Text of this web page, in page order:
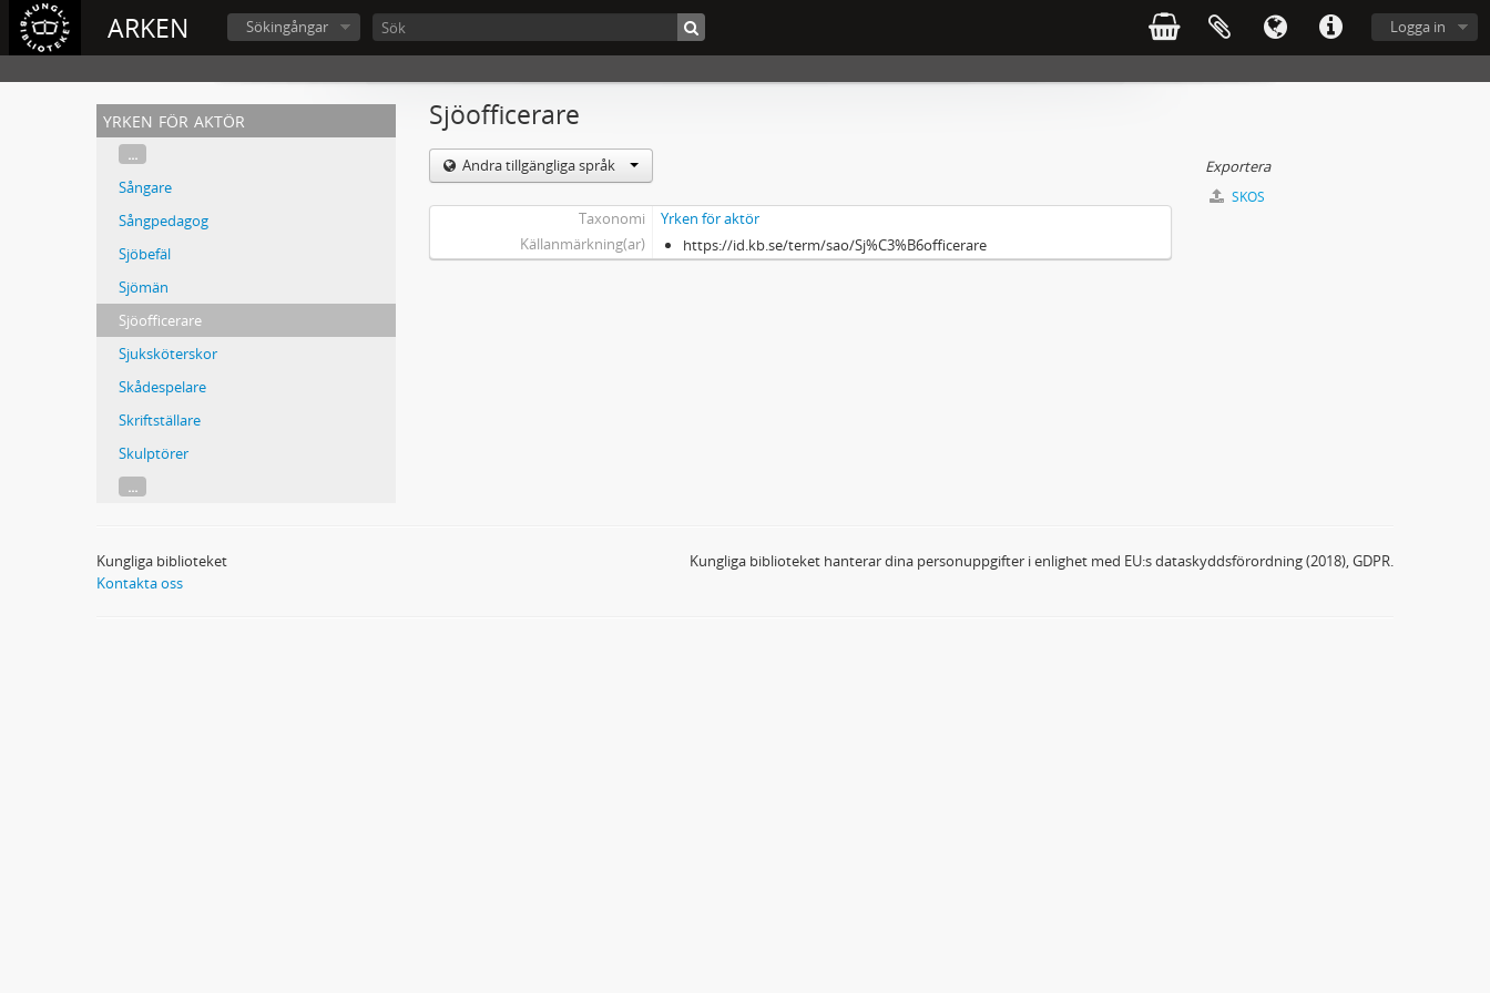
ARKEN Logga in
Sökingångar
yrken för aktör
...
Sångare
Sångpedagog
Sjöbefäl
Sjömän
Sjöofficerare
Sjuksköterskor
Skådespelare
Skriftställare
Skulptörer
...
Sjöofficerare
Andra tillgängliga språk
Taxonomi
Yrken för aktör
Källanmärkning(ar)
https://id.kb.se/term/sao/Sj%C3%B6officerare
Exportera
SKOS
Kungliga biblioteket
Kontakta oss
Kungliga biblioteket hanterar dina personuppgifter i enlighet med EU:s dataskyddsförordning (2018), GDPR.